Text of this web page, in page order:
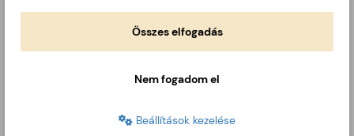
Összes elfogadás
Nem fogadom el
Beállítások kezelése